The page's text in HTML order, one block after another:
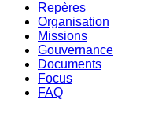
Repères
Organisation
Missions
Gouvernance
Documents
Focus
FAQ